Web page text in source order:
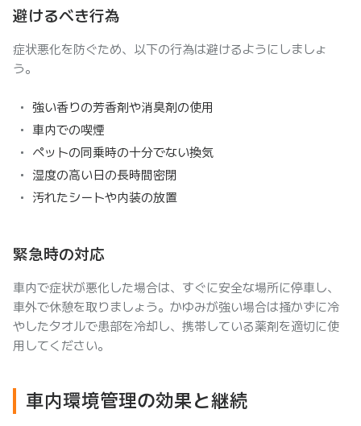
避けるべき行為
症状悪化を防ぐため、以下の行為は避けるようにしましょ
う。
強い香りの芳香剤や消臭剤の使用
車内での喫煙
ペットの同乗時の十分でない換気
湿度の高い日の長時間密閉
汚れたシートや内装の放置
緊急時の対応
車内で症状が悪化した場合は、すぐに安全な場所に停車し、
車外で休憩を取りましょう。かゆみが強い場合は掻かずに冷
やしたタオルで患部を冷却し、携帯している薬剤を適切に使
用してください。
車内環境管理の効果と継続